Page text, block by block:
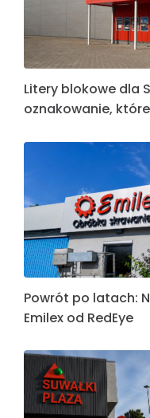
Litery blokowe dla
oznakowanie,
Powrót po latach:
Emilex od RedEye